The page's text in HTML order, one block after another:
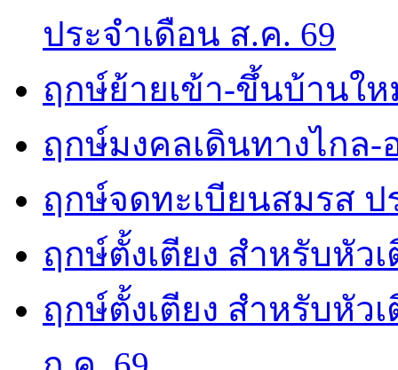
ประจำเดือน ส.ค. 69
ฤกษ์ย้ายเข้า-ขึ้นบ้านให
ฤกษ์มงคลเดินทางไกล-
ฤกษ์จดทะเบียนสมรส ป
ฤกษ์ตั้งเตียง สำหรับหัว
ฤกษ์ตั้งเตียง สำหรับหัว